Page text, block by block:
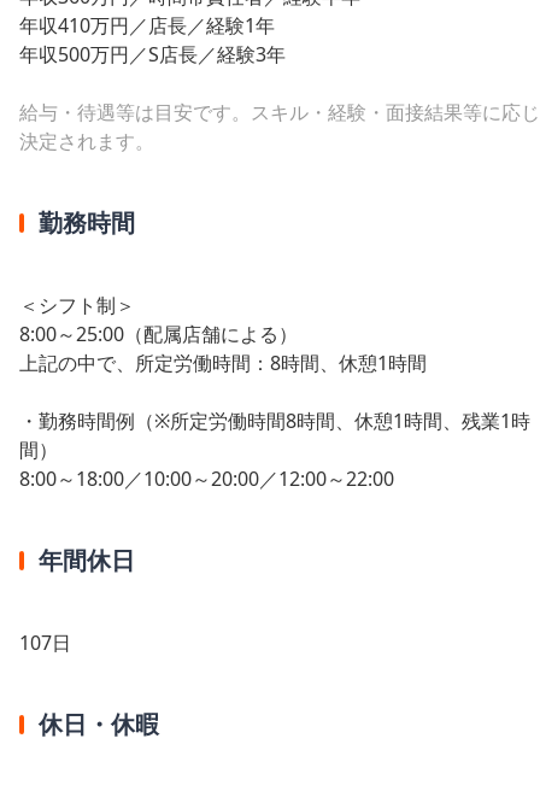
年収410万円／店長／経験1年
年収500万円／S店長／経験3年
給与・待遇等は目安です。スキル・経験・面接結果等に応
決定されます。
勤務時間
＜シフト制＞
8:00～25:00（配属店舗による）
上記の中で、所定労働時間：8時間、休憩1時間
・勤務時間例（※所定労働時間8時間、休憩1時間、残業1時
間）
8:00～18:00／10:00～20:00／12:00～22:00
年間休日
107日
休日・休暇